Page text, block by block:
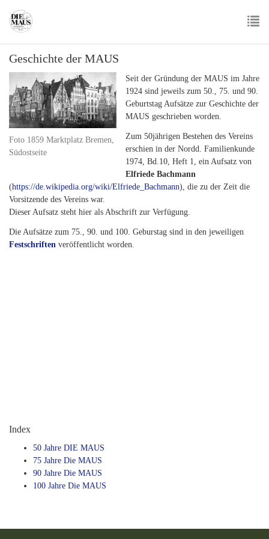
main
Geschichte der MAUS
Foto 1859 Marktplatz Bremen,
Südostseite
Seit der Gründung der MAUS im Jahre
1924 sind jeweils zum 50., 75. und 90.
Geburtstag Aufsätze zur Geschichte der
MAUS geschrieben worden.
Zum 50jährigen Bestehen des Vereins
erschien in der Nordd. Familienkunde
1974, Bd.10, Heft 1, ein Aufsatz von
Elfriede Bachmann
(https://de.wikipedia.org/wiki/Elfriede_Bachmann), die zu der Zeit die
Vorsitzende des Vereins war.
Dieser Aufsatz steht hier als Abschrift zur Verfügung.
Die Aufsätze zum 75., 90. und 100. Geburstag sind in den jeweiligen
Festschriften veröffentlicht worden.
Index
50 Jahre DIE MAUS
75 Jahre Die MAUS
90 Jahre Die MAUS
100 Jahre Die MAUS